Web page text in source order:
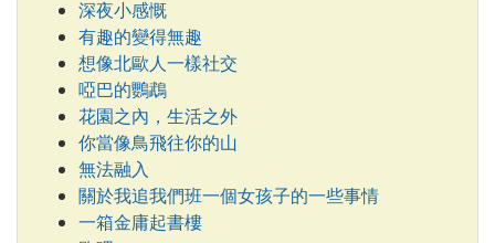
深夜小感慨
有趣的變得無趣
想像北歐人一樣社交
啞巴的鸚鵡
花園之內，生活之外
你當像鳥飛往你的山
無法融入
關於我追我們班一個女孩子的一些事情
一箱金庸起書樓